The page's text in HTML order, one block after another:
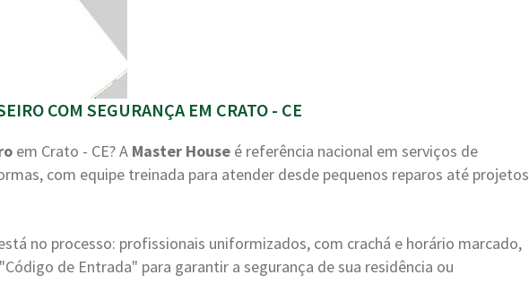
COM SEGURANÇA EM CRATO - CE
em Crato - CE? A Master House é referência nacional em serviços de
com equipe treinada para atender desde pequenos reparos até projetos
no processo: profissionais uniformizados, com crachá e horário marcado,
de Entrada" para garantir a segurança de sua residência ou